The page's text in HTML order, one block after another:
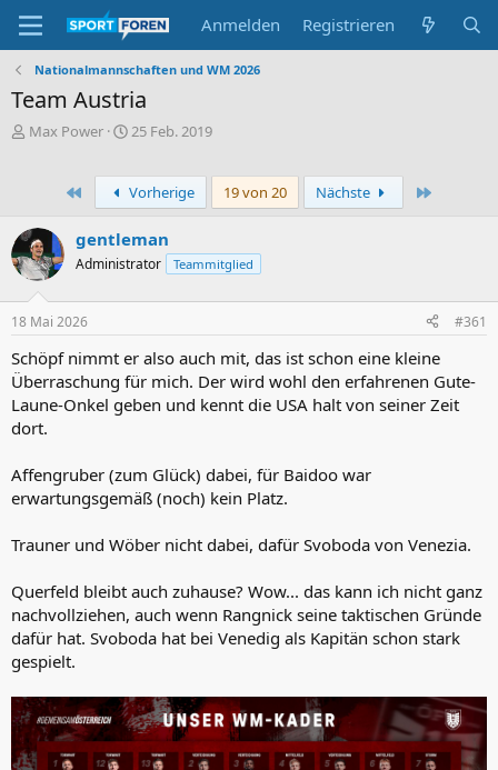
Anmelden Registrieren
Nationalmannschaften und WM 2026
Team Austria
E
l
l
e
Max Power
E
t
e
l
t
25 Feb. 2019
Erste Vorherige 19 von 20 Nächste
gentleman
Administrator Teammitglied
18 Mai 2026 #361
Schöpf nimmt er also auch mit, das ist schon eine kleine
Überraschung für mich. Der wird wohl den erfahrenen Gute-
Laune-Onkel geben und kennt die USA halt von seiner Zeit
dort.
Affengruber (zum Glück) dabei, für Baidoo war
erwartungsgemäß (noch) kein Platz.
Trauner und Wöber nicht dabei, dafür Svoboda von Venezia.
Querfeld bleibt auch zuhause? Wow... das kann ich nicht ganz
nachvollziehen, auch wenn Rangnick seine taktischen Gründe
dafür hat. Svoboda hat bei Venedig als Kapitän schon stark
gespielt.